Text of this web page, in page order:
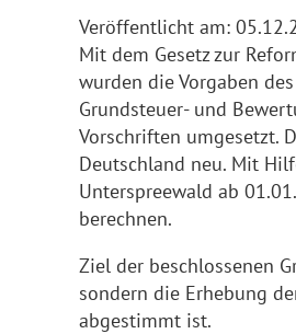
Veröffentlicht am:
Mit dem Gesetz zur
wurden die Vorgaben
Grundsteuer- und
Vorschriften umgesetzt.
Deutschland neu. Mit
Unterspreewald ab
berechnen.
Ziel der beschlossenen
sondern die Erhebung
abgestimmt ist.